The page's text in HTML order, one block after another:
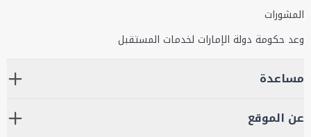
المشورات
وعد حكومة دولة الإمارات لخدمات المستقبل
مساعدة
عن الموقع